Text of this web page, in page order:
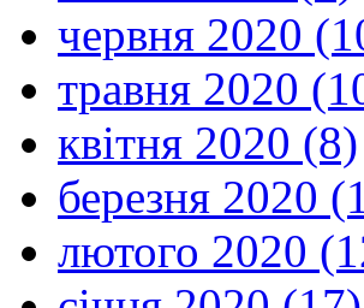
червня 2020
травня 2020
квітня 2020 (8)
березня 2020
лютого 2020